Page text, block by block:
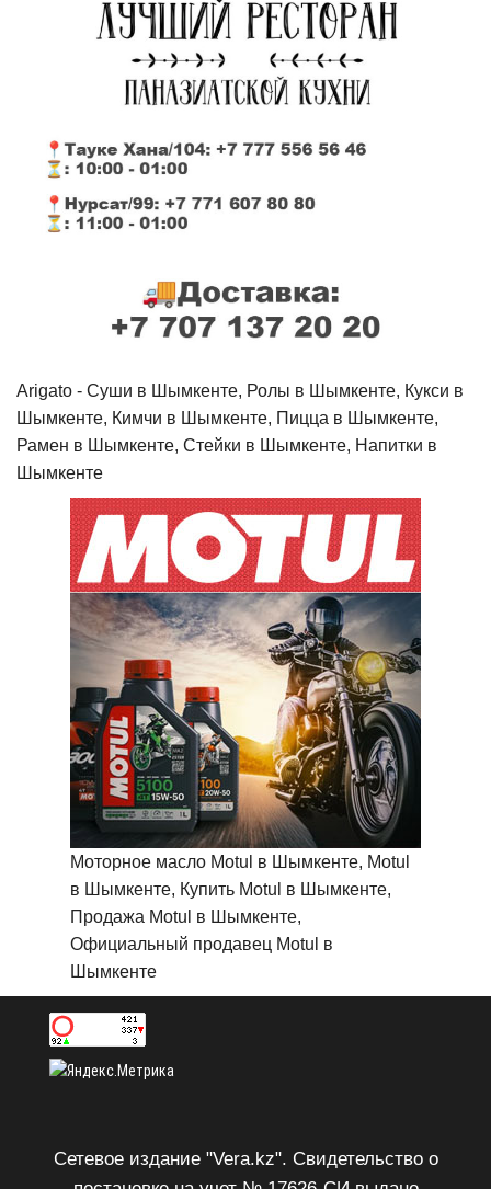
Arigato - Cуши в Шымкенте, Ролы в Шымкенте, Кукси в
Шымкенте, Кимчи в Шымкенте, Пицца в Шымкенте,
Рамен в Шымкенте, Стейки в Шымкенте, Напитки в
Шымкенте
Моторное масло Motul в Шымкенте, Motul
в Шымкенте, Купить Motul в Шымкенте,
Продажа Motul в Шымкенте,
Официальный продавец Motul в
Шымкенте
Сетевое издание "Vera.kz". Свидетельство о